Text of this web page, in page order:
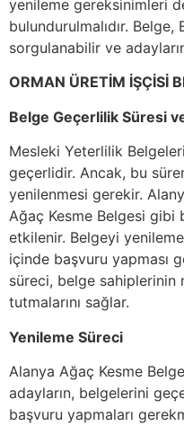
yenileme gereksinimleri
bulundurulmalıdır.
sorgulanabilir ve
ORMAN ÜRETİM İŞÇİSİ
Belge Geçerlilik Süresi
Mesleki Yeterlilik
geçerlidir. Ancak, bu
yenilenmesi gerekir.
Ağaç Kesme Belgesi gibi
etkilenir. Belgeyi
içinde başvuru yapması
süreci, belge
tutmalarını sağlar.
Yenileme Süreci
Alanya Ağaç Kesme
adayların, belgelerini
başvuru yapmaları